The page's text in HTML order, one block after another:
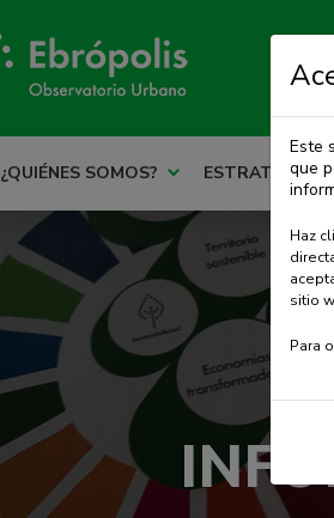
¿QUIÉNES SOMOS? ESTRATEGIA
Este
que
Haz
sitio
Para